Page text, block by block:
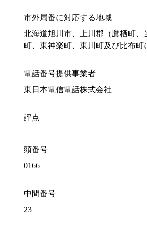
市外局番に対応する地域
北海道旭川市、上川郡（鷹栖町、
町、東神楽町、東川町及び比布町
電話番号提供事業者
東日本電信電話株式会社
評点
頭番号
0166
中間番号
23